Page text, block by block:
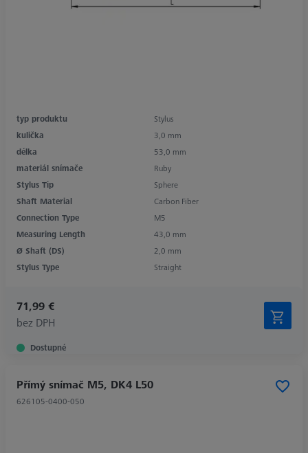
typ produktu
Stylus
kulička
3,0 mm
délka
53,0 mm
materiál snímače
Ruby
Stylus Tip
Sphere
Shaft Material
Carbon Fiber
Connection Type
M5
Measuring Length
43,0 mm
Ø Shaft (DS)
2,0 mm
Stylus Type
Straight
71,99 €
bez DPH
Dostupné
Přímý snímač M5, DK4 L50
626105-0400-050